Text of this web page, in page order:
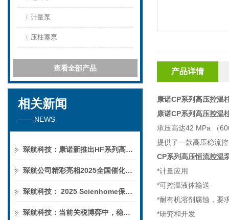
计量泵
压柱塞泵
查看全部产品
相关新闻
—— NEWS
琛航科技：康诺新推出HF系列高压恒流泵
琛航公司精彩亮相2025全国催化学术会议
琛航科技： 2025 Scienhome保护柱年中赠送活动
琛航科技：当前关税博弈中，稳定的货源可解您燃眉之急
产品详情
康诺CP系列高压控温
康诺CP系列高压控温
承压高达42 MPa （
提供了一款高压稳流
CP系列高压恒流控温
*计量应用
*可控温液体输送
*耐有机溶剂腐蚀，要
*研究和开发